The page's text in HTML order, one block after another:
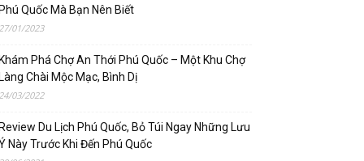
Quốc Mà Bạn Nên Biết
01/2023
Phá Chợ An Thới Phú Quốc – Một Khu Chợ
Chài Mộc Mạc, Bình Dị
03/2022
Du Lịch Phú Quốc, Bỏ Túi Ngay Những Lưu
Này Trước Khi Đến Phú Quốc